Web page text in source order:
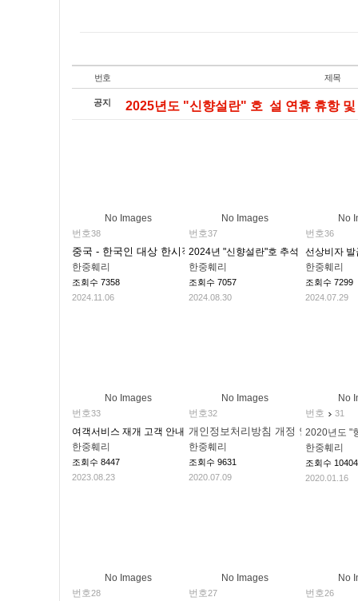
번호 제목
공지 2025년도 "신향설란" 호 설 연휴 휴항 및
No Images
번호38
중국 - 한국인 대상 한시적인 사증(비자) 면제 관련 안내 및 ..
한중훼리
조회수 7358
2024.11.06
No Images
번호37
2024년 "신향설란"호 추석 연휴 휴항 안
한중훼리
조회수 7057
2024.08.30
No
번호36
선상비자
한중훼리
조회수 7299
2024.07.29
No Images
번호33
여객서비스 재개 고객 안내문
한중훼리
조회수 8447
2023.08.23
No Images
번호32
개인정보처리방침 개정 안내
한중훼리
조회수 9631
2020.07.09
No
번호
31
2020년도 "
한중훼리
조회수 10404
2020.01.16
No Images
번호28
No Images
번호27
No
번호26